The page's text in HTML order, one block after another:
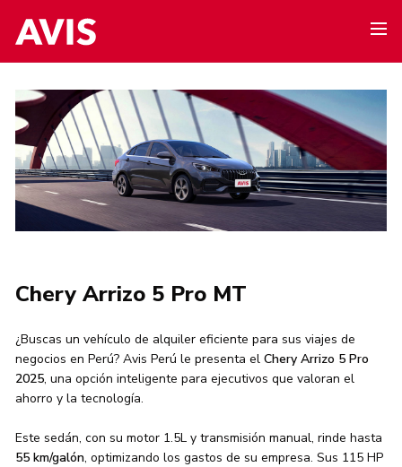
Chery Arrizo 5 Pro MT
¿Buscas un vehículo de alquiler eficiente para sus viajes de
negocios en Perú? Avis Perú le presenta elChery Arrizo 5 Pro
2025, una opción inteligente para ejecutivos que valoran el
ahorro y la tecnología.
Este sedán, con su motor 1.5L y transmisión manual, rinde hasta
55 km/galón, optimizando los gastos de su empresa. Sus 115 HP